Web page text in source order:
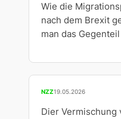
Wie die
nach dem Brexit
man das
NZZ19.05.2026
Dier Vermischung